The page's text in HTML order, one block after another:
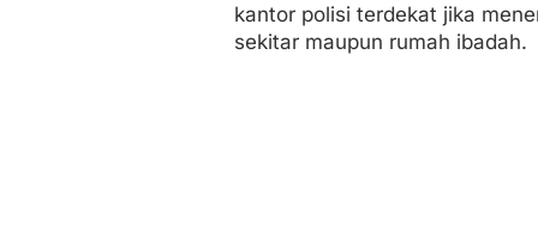
kantor polisi terdekat jika
sekitar maupun rumah ibadah.